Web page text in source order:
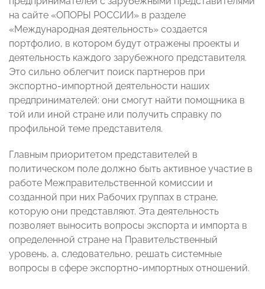
на сайте «ОПОРЫ РОССИИ» в разделе
«Международная деятельность» создается
портфолио, в котором будут отражены проекты и
деятельность каждого зарубежного представителя.
Это сильно облегчит поиск партнеров при
экспортно-импортной деятельности наших
предпринимателей: они смогут найти помощника в
той или иной стране или получить справку по
профильной теме представителя.
Главным приоритетом представителей в
политическом поле должно быть активное участие в
работе Межправительственной комиссии и
созданной при них Рабочих группах в стране,
которую они представляют. Эта деятельность
позволяет выносить вопросы экспорта и импорта в
определенной стране на Правительственный
уровень, а, следовательно, решать системные
вопросы в сфере экспортно-импортных отношений.